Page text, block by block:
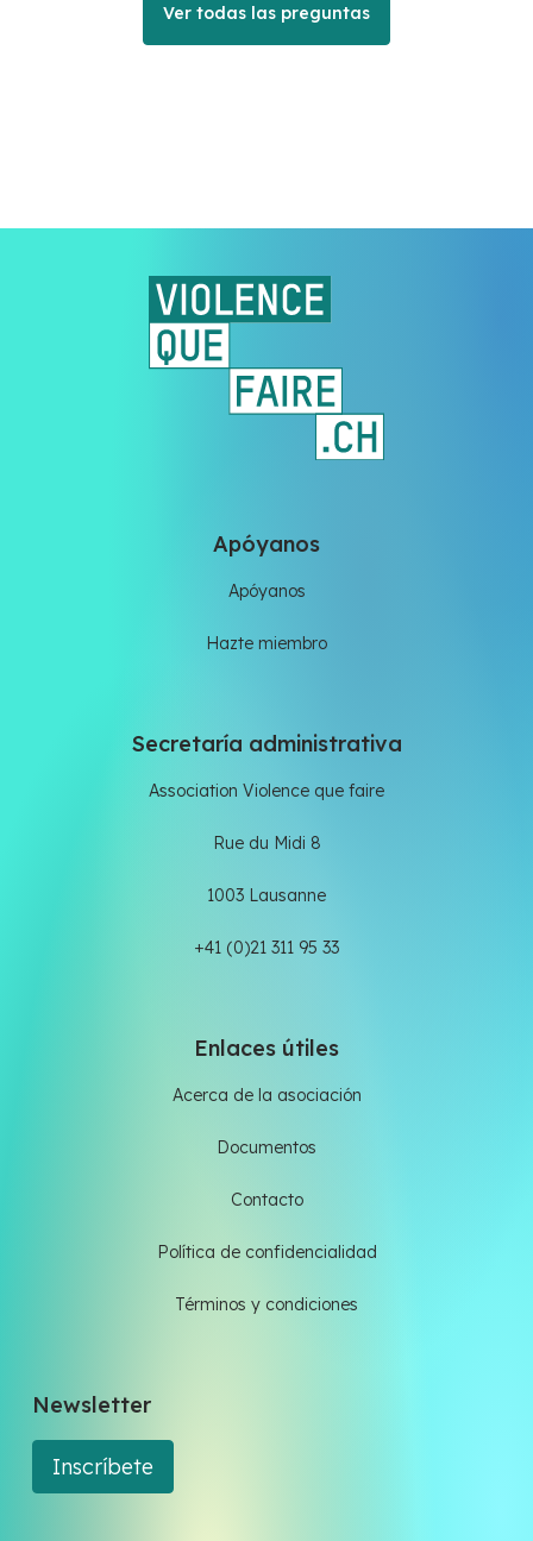
Ver todas las preguntas
Apóyanos
Apóyanos
Hazte miembro
Secretaría administrativa
Association Violence que faire
Rue du Midi 8
1003 Lausanne
+41 (0)21 311 95 33
Enlaces útiles
Acerca de la asociación
Documentos
Contacto
Política de confidencialidad
Términos y condiciones
Newsletter
Inscríbete